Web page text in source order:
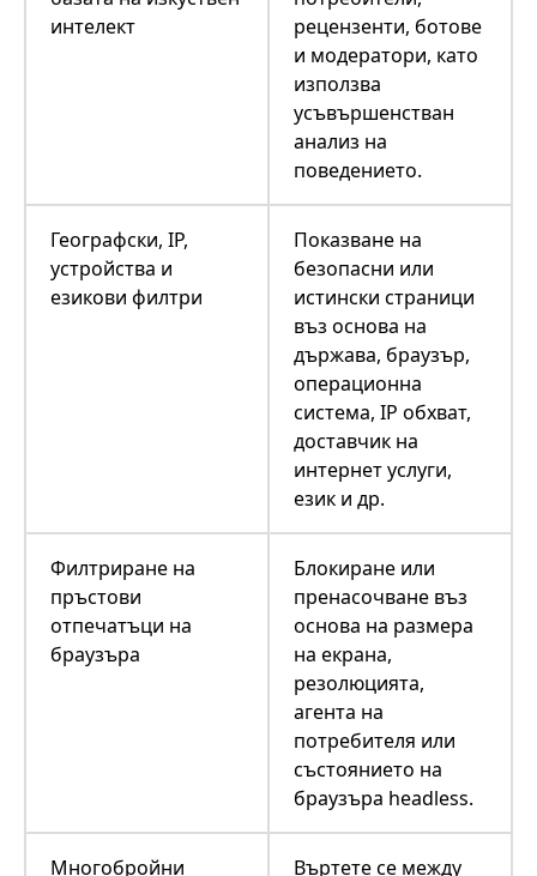
интелект
рецензенти, ботове
и модератори, като
използва
усъвършенстван
анализ на
поведението.
Географски, IP,
устройства и
езикови филтри
Показване на
безопасни или
истински страници
въз основа на
държава, браузър,
операционна
система, IP обхват,
доставчик на
интернет услуги,
език и др.
Филтриране на
пръстови
отпечатъци на
браузъра
Блокиране или
пренасочване въз
основа на размера
на екрана,
резолюцията,
агента на
потребителя или
състоянието на
браузъра headless.
Многобройни
Въртете се между